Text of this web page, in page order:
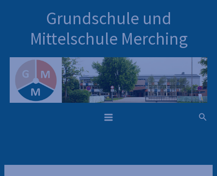
Grundschule und
Mittelschule Merching